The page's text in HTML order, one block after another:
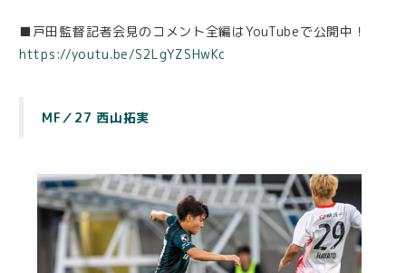
■戸田監督記者会見のコメント全編はYouTubeで公開中！
https://youtu.be/S2LgYZSHwKc
MF／27 西山拓実